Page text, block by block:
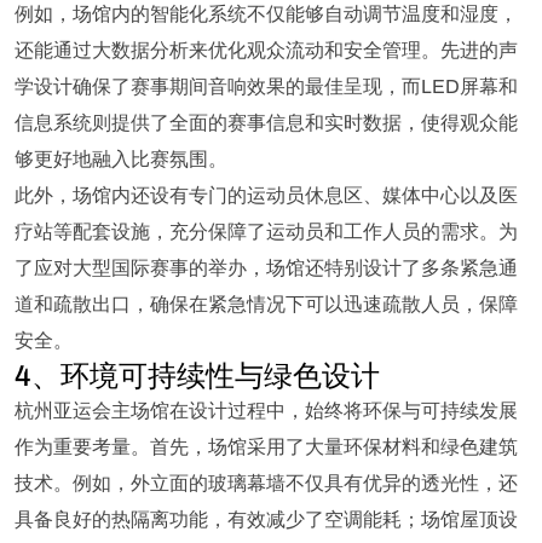
例如，场馆内的智能化系统不仅能够自动调节温度和湿度，
还能通过大数据分析来优化观众流动和安全管理。先进的声
学设计确保了赛事期间音响效果的最佳呈现，而LED屏幕和
信息系统则提供了全面的赛事信息和实时数据，使得观众能
够更好地融入比赛氛围。
此外，场馆内还设有专门的运动员休息区、媒体中心以及医
疗站等配套设施，充分保障了运动员和工作人员的需求。为
了应对大型国际赛事的举办，场馆还特别设计了多条紧急通
道和疏散出口，确保在紧急情况下可以迅速疏散人员，保障
安全。
4、环境可持续性与绿色设计
杭州亚运会主场馆在设计过程中，始终将环保与可持续发展
作为重要考量。首先，场馆采用了大量环保材料和绿色建筑
技术。例如，外立面的玻璃幕墙不仅具有优异的透光性，还
具备良好的热隔离功能，有效减少了空调能耗；场馆屋顶设